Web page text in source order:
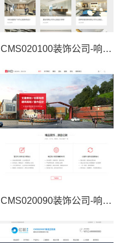
CMS020100装饰公司-响应式
CMS020090装饰公司-响应式